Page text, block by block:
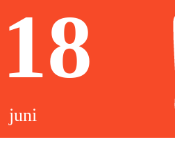
18
juni